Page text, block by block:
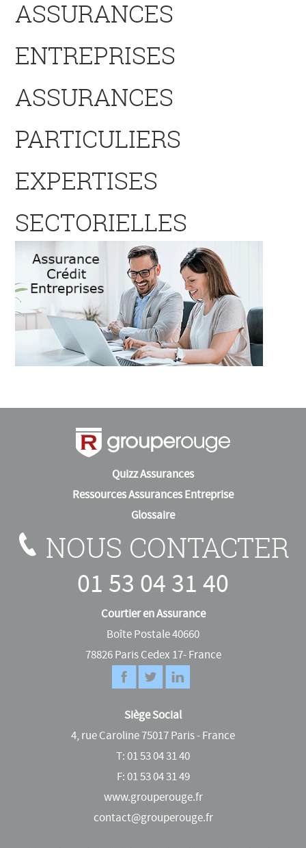
ASSURANCES
ENTREPRISES
ASSURANCES
PARTICULIERS
EXPERTISES
SECTORIELLES
Quizz Assurances
Ressources Assurances Entreprise
Glossaire
NOUS CONTACTER
01 53 04 31 40
Courtier en Assurance
Boîte Postale 40660
78826 Paris Cedex 17- France
Siège Social
4, rue Caroline 75017 Paris - France
T:01 53 04 31 40
F: 01 53 04 31 49
www.grouperouge.fr
contact@grouperouge.fr